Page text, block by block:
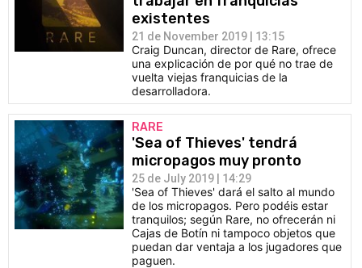
existentes
21 de November 2019 | 13:15
Craig Duncan, director de Rare, ofrece
una explicación de por qué no trae de
vuelta viejas franquicias de la
desarrolladora.
RARE
'Sea of Thieves' tendrá
micropagos muy pronto
25 de July 2019 | 14:29
'Sea of Thieves' dará el salto al mundo
de los micropagos. Pero podéis estar
tranquilos; según Rare, no ofrecerán ni
Cajas de Botín ni tampoco objetos que
puedan dar ventaja a los jugadores que
paguen.